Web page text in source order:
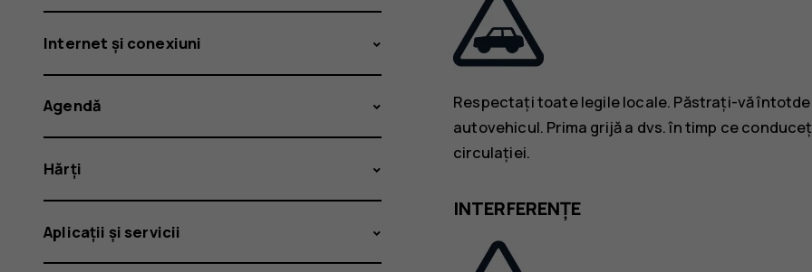
Respectați toate legile locale. Păstrați-vă
autovehicul. Prima grijă a dvs. în timp ce
circulației.
INTERFERENȚE
Internet și conexiuni
Agendă
Hărți
Aplicații și servicii